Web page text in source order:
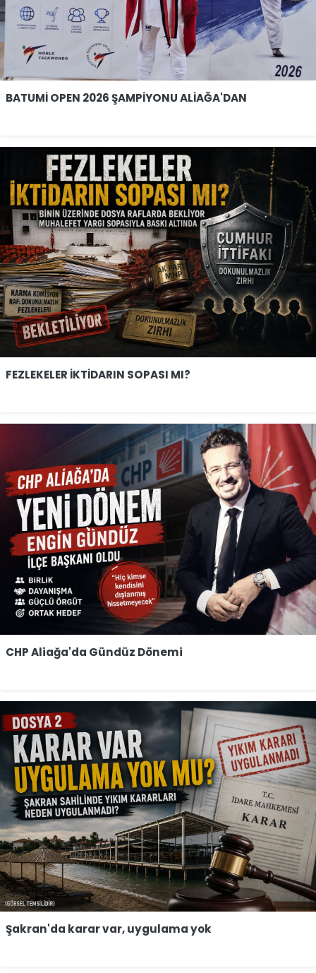
BATUMİ OPEN 2026 ŞAMPİYONU ALİAĞA'DAN
FEZLEKELER İKTİDARIN SOPASI MI?
CHP Aliağa'da Gündüz Dönemi
Şakran'da karar var, uygulama yok